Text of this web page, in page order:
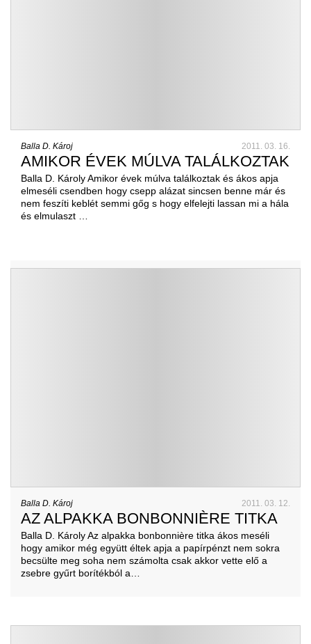
Balla D. Károj 2011. 03. 16.
AMIKOR ÉVEK MÚLVA TALÁLKOZTAK
Balla D. Károly Amikor évek múlva találkoztak és ákos apja
elmeséli csendben hogy csepp alázat sincsen benne már és
nem feszíti keblét semmi gőg s hogy elfelejti lassan mi a hála
és elmulaszt …
Balla D. Károj 2011. 03. 12.
AZ ALPAKKA BONBONNIÈRE TITKA
Balla D. Károly Az alpakka bonbonnière titka ákos meséli
hogy amikor még együtt éltek apja a papírpénzt nem sokra
becsülte meg soha nem számolta csak akkor vette elő a
zsebre gyűrt borítékból a…